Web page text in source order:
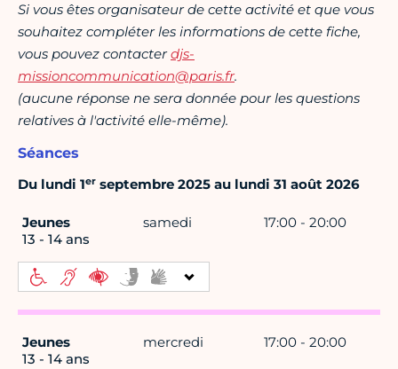
Si vous êtes organisateur de cette activité et que vous
souhaitez compléter les informations de cette fiche,
vous pouvez contacterdjs-
missioncommunication@paris.fr.
(aucune réponse ne sera donnée pour les questions
relatives à l'activité elle-même).
Séances
Du lundi 1er septembre 2025 au lundi 31 août 2026
Jeunes
13 - 14 ans
samedi 17:00 - 20:00
Jeunes
13 - 14 ans
mercredi 17:00 - 20:00